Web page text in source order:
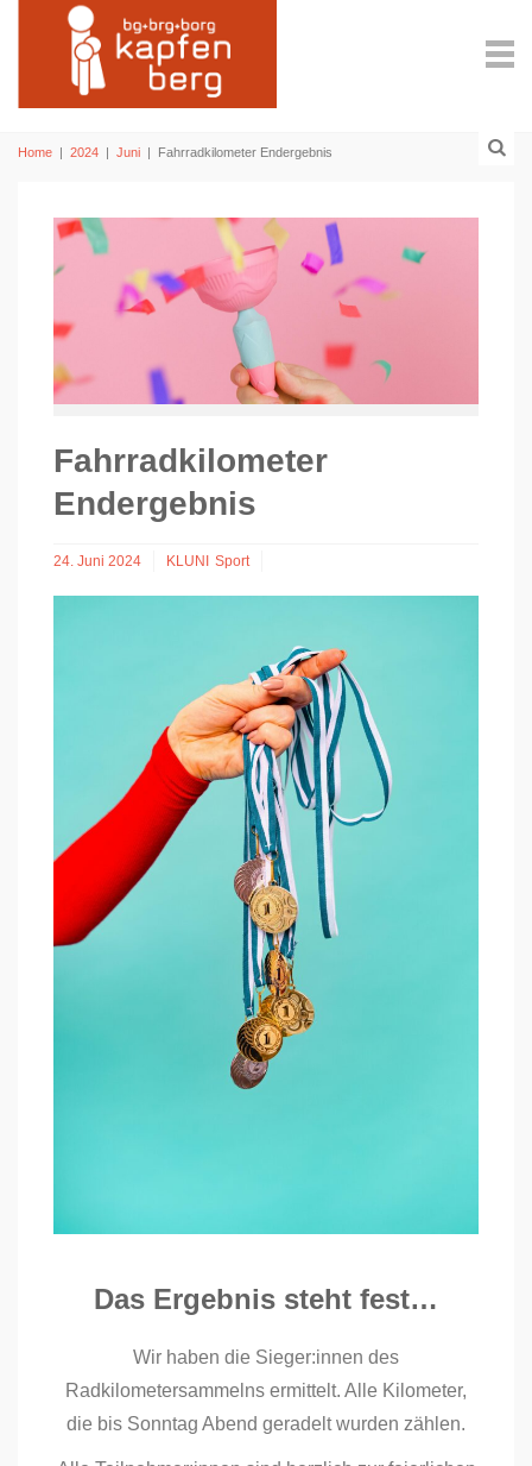
Home | 2024 | Juni | Fahrradkilometer Endergebnis
Fahrradkilometer
Endergebnis
24. Juni 2024 KLUNI Sport
Das Ergebnis steht fest…
Wir haben die Sieger:innen des
Radkilometersammelns ermittelt. Alle Kilometer,
die bis Sonntag Abend geradelt wurden zählen.